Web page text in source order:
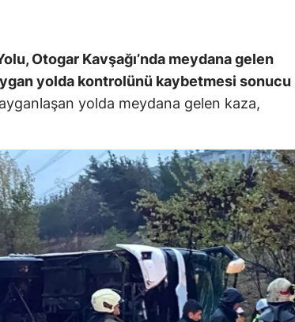
Kocaeli
Konya
Otogar Kavşağı’nda meydana gelen
yolda kontrolünü kaybetmesi sonucu
yolda meydana gelen kaza,